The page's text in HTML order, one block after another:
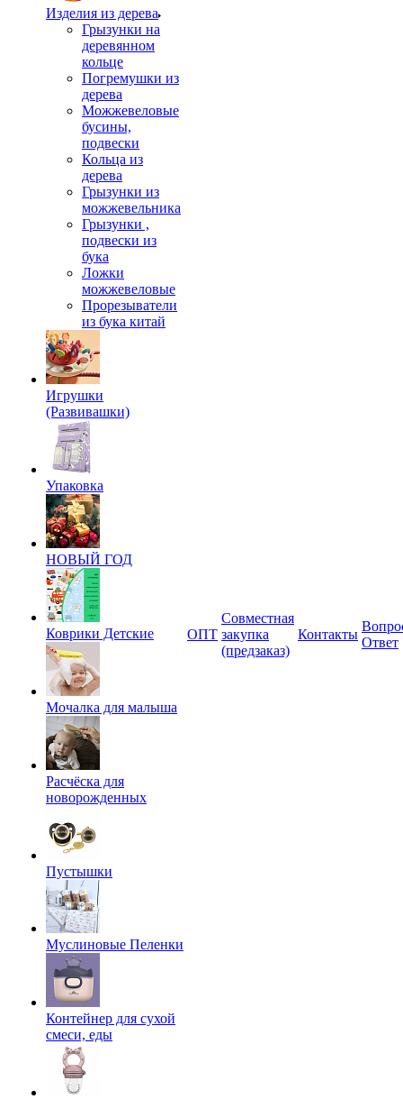
Изделия из дерева
Грызунки на
деревянном
кольце
Погремушки из
дерева
Можжевеловые
бусины,
подвески
Кольца из
дерева
Грызунки из
можжевельника
Грызунки ,
подвески из
бука
Ложки
можжевеловые
Прорезыватели
из бука китай
Игрушки
(Развивашки)
Упаковка
НОВЫЙ ГОД
Коврики Детские
Мочалка для малыша
Расчёска для
новорожденных
Пустышки
Муслиновые Пеленки
Контейнер для сухой
смеси, еды
ОПТ
Совместная
закупка
(предзаказ)
Контакты
Ответ